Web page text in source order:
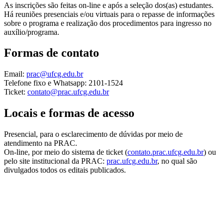
As inscrições são feitas on-line e após a seleção dos(as) estudantes.
Há reuniões presenciais e/ou virtuais para o repasse de informações
sobre o programa e realização dos procedimentos para ingresso no
auxílio/programa.
Formas de contato
Email: prac@ufcg.edu.br
Telefone fixo e Whatsapp: 2101-1524
Ticket: contato@prac.ufcg.edu.br
Locais e formas de acesso
Presencial, para o esclarecimento de dúvidas por meio de
atendimento na PRAC.
On-line, por meio do sistema de ticket (contato.prac.ufcg.edu.br) ou
pelo site institucional da PRAC: prac.ufcg.edu.br, no qual são
divulgados todos os editais publicados.